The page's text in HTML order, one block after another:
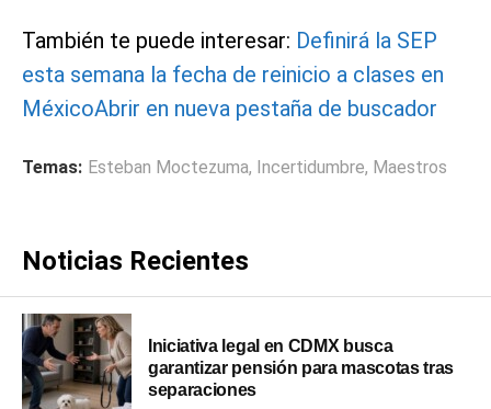
También te puede interesar: Definirá la SEP
esta semana la fecha de reinicio a clases en
MéxicoAbrir en nueva pestaña de buscador
Temas: Esteban Moctezuma, Incertidumbre, Maestros
Noticias Recientes
Iniciativa legal en CDMX busca
garantizar pensión para mascotas tras
separaciones